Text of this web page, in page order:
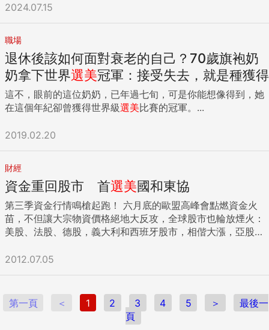
為美國的關係連結、位置、找工作的資源和校友人脈網路等
等。 如果我們的答案是對在美國的職涯沒有什麼興趣，但是希
望未來幾年會完全專注在有一天能夠在亞洲或是大中華區創
業，那有香港、台灣、新加坡或其他亞洲城市的好學校的學
位，加上正確人脈和管道會是更有價值，相較於美國最好的學
校也會是比較好的選擇。 重點是：當開始問自己這些人生重大
問題，而看似找不到答案時，不要感到緊張或是恐慌。那或許
只是因為我們開始的時候問錯了問題，在看待世界和我們的問
題時用一種非黑即白的方式而過度簡化了事情，最終讓原始的
而非二，做出了「錯誤」的選擇，我們的世界會毀滅，而我們
會變得越來越困惑而且惶恐。也許可以有2個以上的選項，或
是有可能那2個選項對於真正的問題來說都是錯誤的答案，而
不是我們在一開始應該要專注的事情。 當要做出重大選擇時，
我們應該要試著不要那麼非黑即白，當定義問題時不要那麼絕
對。看全貌，策略性思考，找到最終目標和問對的問題。 ...
2024.07.15
職場
退休後該如何面對衰老的自己？70歲旗袍奶
奶拿下世界選美冠軍：接受失去，就是種獲得
這不，眼前的這位奶奶，已年過七旬，可是你能想像得到，她
在這個年紀卻曾獲得世界級選美比賽的冠軍。...
2019.02.20
財經
資金重回股市 首選美國和東協
第三季資金行情鳴槍起跑！ 六月底的歐盟高峰會點燃資金火
苗，不但讓大宗物資價格絕地大反攻，全球股市也輪放煙火：
美股、法股、德股，義大利和西班牙股市，相偕大漲，亞股也
向風險資產，但絢爛中仍潛藏風險。 搶搭資金潮便車： 記得
作到年底，中國人民銀行降息、擴大貸款額度，歐洲央行預計
降息，英國擴大量化寬鬆政策，巴西、韓國、印度均大手筆推
2012.07.05
第一頁 ＜ 1 2 3 4 5 ＞
最後一
頁